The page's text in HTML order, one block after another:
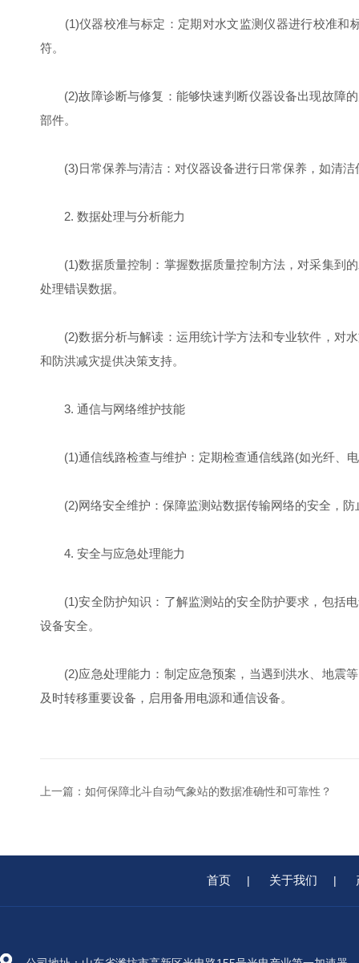
(1)仪器校准与标定：定期对水文监测仪器进行校准和
符。
(2)故障诊断与修复：能够快速判断仪器设备出现故障的
部件。
(3)日常保养与清洁：对仪器设备进行日常保养，如清洁
2. 数据处理与分析能力
(1)数据质量控制：掌握数据质量控制方法，对采集到的
处理错误数据。
(2)数据分析与解读：运用统计学方法和专业软件，对水
和防洪减灾提供决策支持。
3. 通信与网络维护技能
(1)通信线路检查与维护：定期检查通信线路(如光纤、电
(2)网络安全维护：保障监测站数据传输网络的安全，防
4. 安全与应急处理能力
(1)安全防护知识：了解监测站的安全防护要求，包括电
设备安全。
(2)应急处理能力：制定应急预案，当遇到洪水、地震等
及时转移重要设备，启用备用电源和通信设备。
上一篇： 如何保障北斗自动气象站的数据准确性和可靠性？
首页 | 关于我们 |